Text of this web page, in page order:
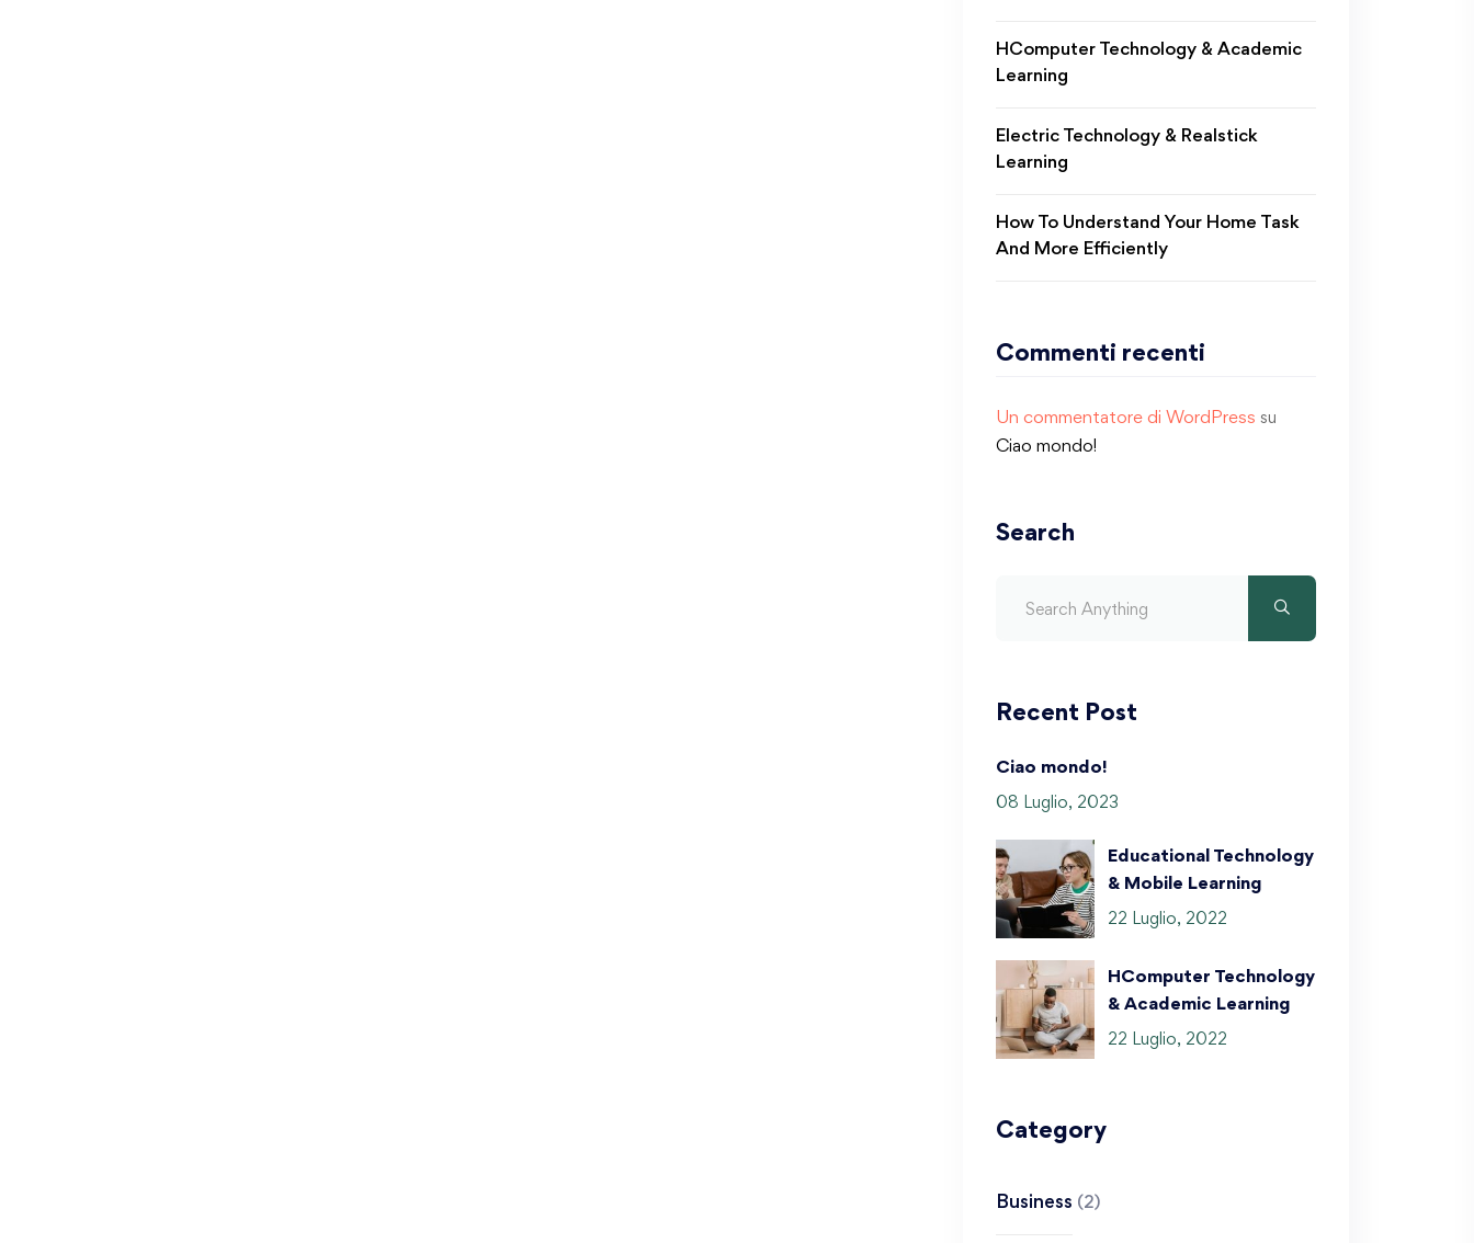
HComputer Technology & Academic
Learning
Electric Technology & Realstick
Learning
How To Understand Your Home Task
And More Efficiently
Commenti recenti
Un commentatore di WordPress su
Ciao mondo!
Search
Recent Post
Ciao mondo!
08 Luglio, 2023
Educational Technology
& Mobile Learning
22 Luglio, 2022
HComputer Technology
& Academic Learning
22 Luglio, 2022
Category
Business (2)